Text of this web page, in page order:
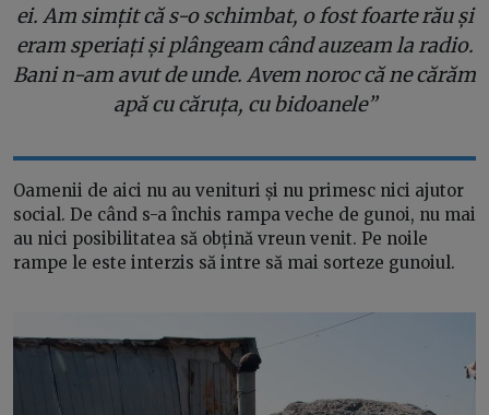
ei. Am simțit că s-o schimbat, o fost foarte rău și
eram speriați și plângeam când auzeam la radio.
Bani n-am avut de unde. Avem noroc că ne cărăm
apă cu căruța, cu bidoanele”
Oamenii de aici nu au venituri și nu primesc nici ajutor
social. De când s-a închis rampa veche de gunoi, nu mai
au nici posibilitatea să obțină vreun venit. Pe noile
rampe le este interzis să intre să mai sorteze gunoiul.